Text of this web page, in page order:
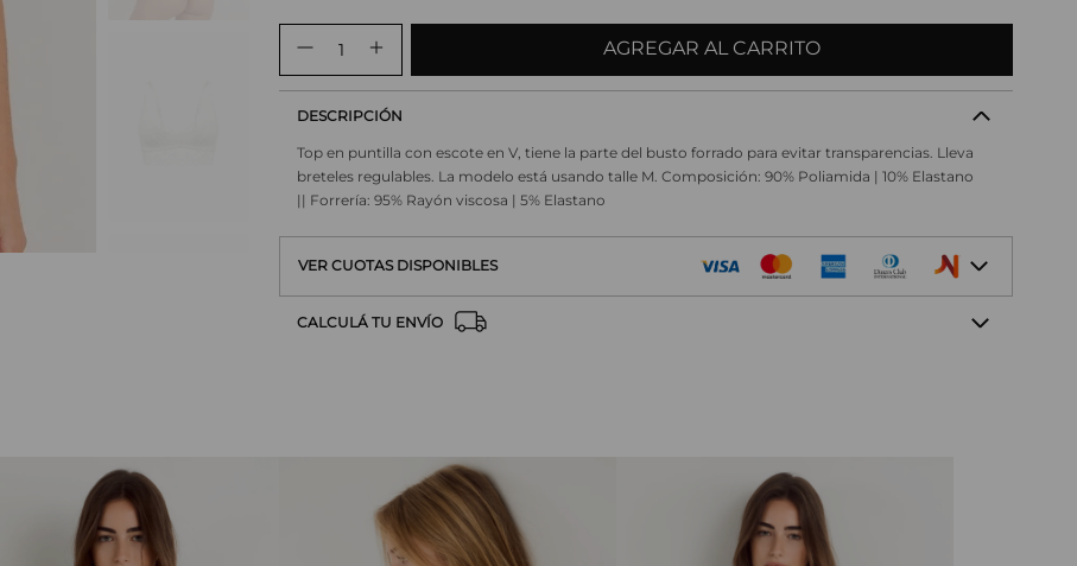
AGREGAR AL CARRITO
DESCRIPCIÓN
Top en puntilla con escote en V, tiene la parte del busto forrado para evitar transparencias. Lleva
breteles regulables. La modelo está usando talle M. Composición: 90% Poliamida | 10% Elastano
|| Forrería: 95% Rayón viscosa | 5% Elastano
VER CUOTAS DISPONIBLES
CALCULÁ TU ENVÍO